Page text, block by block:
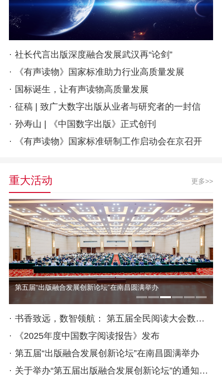
· 社长代言出版深度融合发展武汉再“论剑”
·
《有声读物》国家标准助力行业高质量发展
· 国标诞生，让有声读物高质量发展
· 征稿 | 致广大数字出版从业者与研究者的一封信
· 孙寿山 | 《中国数字出版》正式创刊
·
《有声读物》国家标准研制工作启动会在京召开
重大活动 更多>>
第五届“出版融合发展创新论坛”在南昌圆满举办
· 书香致远，数智领航： 第五届全民阅读大会数字阅读论坛在南昌成功举行
·
《2025年度中国数字阅读报告》发布
· 第五届“出版融合发展创新论坛”在南昌圆满举办
· 关于举办“第五届出版融合发展创新论坛”的通知（第一轮）